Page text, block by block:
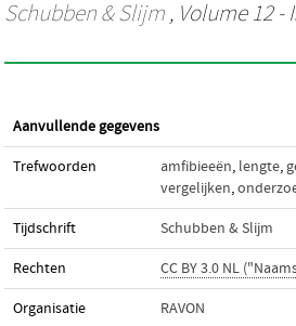
Schubben & Slijm , Volume 12 -
Aanvullende gegevens
Trefwoorden amfibieeën, lengte,
vergelijken,
Tijdschrift Schubben & Slijm
Rechten CC BY 3.0 NL
Organisatie RAVON